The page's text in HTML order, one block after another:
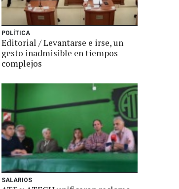
POLÍTICA
Editorial / Levantarse e irse, un
gesto inadmisible en tiempos
complejos
SALARIOS